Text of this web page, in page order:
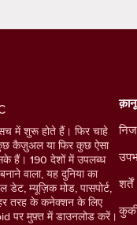
में शुरू होते हैं। फिर चाहे
कैज़ुअल या फिर कुछ ऐसा
हैं। 190 देशों में उपलब्ध
वाला, यह दुनिया का
म्यूज़िक मोड, पासपोर्ट,
तरह के कनेक्शन के लिए
पर मुफ़्त में डाउनलोड करें।
शर्तें